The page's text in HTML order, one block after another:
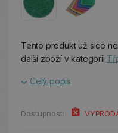
Tento produkt už sice
další zboží v kategorii
Celý popis
Dostupnost: